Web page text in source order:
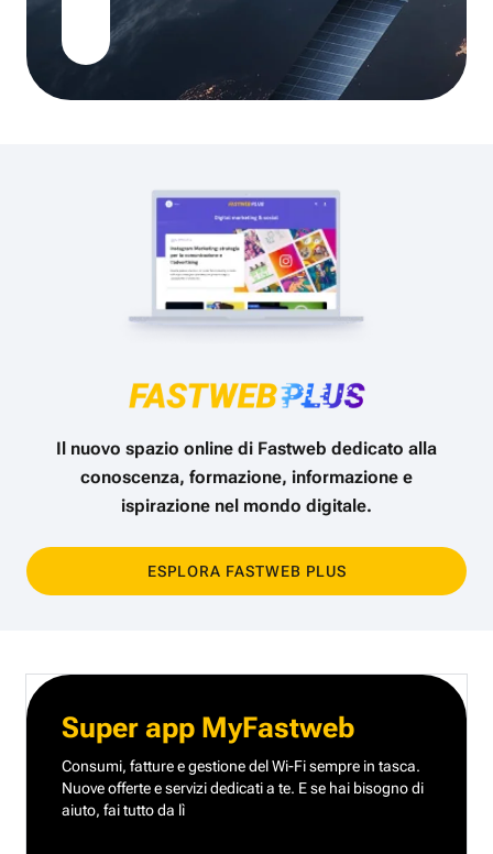
Il nuovo spazio online di Fastweb dedicato alla
conoscenza, formazione, informazione e
ispirazione nel mondo digitale.
ESPLORA FASTWEB PLUS
Super app MyFastweb
Consumi, fatture e gestione del Wi-Fi sempre in tasca.
Nuove offerte e servizi dedicati a te. E se hai bisogno di
aiuto, fai tutto da lì